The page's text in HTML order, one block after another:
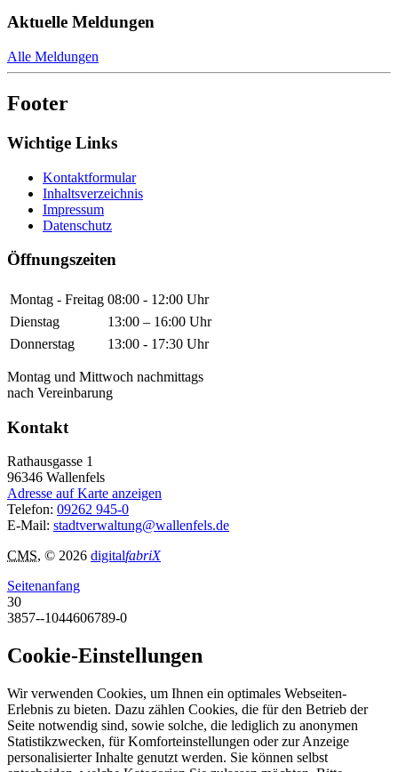
Aktuelle Meldungen
Alle Meldungen
Footer
Wichtige Links
Kontaktformular
Inhaltsverzeichnis
Impressum
Datenschutz
Öffnungszeiten
Montag - Freitag 08:00 - 12:00 Uhr
Dienstag
13:00 – 16:00 Uhr
Donnerstag
13:00 - 17:30 Uhr
Montag und Mittwoch nachmittags
nach Vereinbarung
Kontakt
Rathausgasse 1
96346 Wallenfels
Adresse auf Karte anzeigen
Telefon: 09262 945-0
E-Mail: stadtverwaltung@wallenfels.de
CMS, © 2026 digitalfabriX
Seitenanfang
30
3857--1044606789-0
Cookie-Einstellungen
Wir verwenden Cookies, um Ihnen ein optimales Webseiten-
Erlebnis zu bieten. Dazu zählen Cookies, die für den Betrieb der
Seite notwendig sind, sowie solche, die lediglich zu anonymen
Statistikzwecken, für Komforteinstellungen oder zur Anzeige
personalisierter Inhalte genutzt werden. Sie können selbst